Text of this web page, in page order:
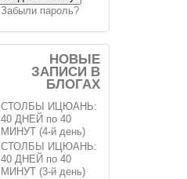
Забыли пароль?
НОВЫЕ
ЗАПИСИ В
БЛОГАХ
СТОЛБЫ ИЦЮАНЬ:
40 ДНЕЙ по 40
МИНУТ (4-й день)
СТОЛБЫ ИЦЮАНЬ:
40 ДНЕЙ по 40
МИНУТ (3-й день)